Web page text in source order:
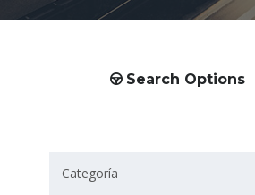
Search Options
Categoría